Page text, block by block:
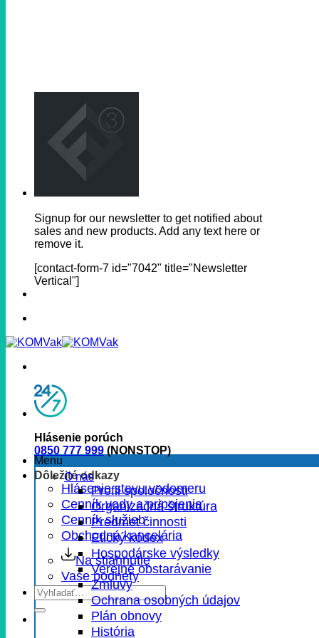
Signup for our newsletter to get notified about
sales and new products. Add any text here or
remove it.
[contact-form-7 id="7042" title="Newsletter
Vertical"]
Hlásenie porúch
0850 777 999 (NONSTOP)
Dôležité odkazy
Hlásenie stavu vodomeru
Cenník vody a pripojenia
Cenník služieb
Obchodná kancelária
Na stiahnutie
Vaše podnety
Menu
O nás
Profil spoločnosti
Organizačná štruktúra
Predmet činnosti
Etický kódex
Hospodárske výsledky
Verejné obstarávanie
Zmluvy
Ochrana osobných údajov
Plán obnovy
História